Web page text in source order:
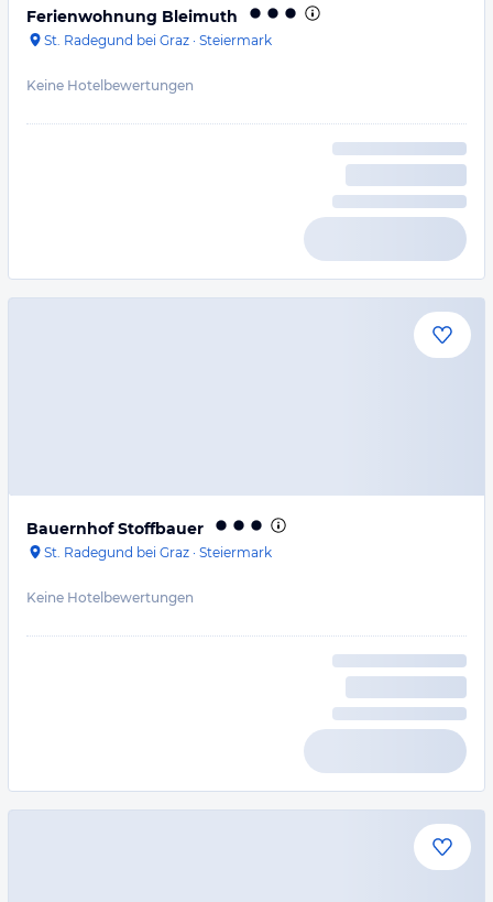
Ferienwohnung Bleimuth
St. Radegund bei Graz · Steiermark
Keine Hotelbewertungen
Bauernhof Stoffbauer
St. Radegund bei Graz · Steiermark
Keine Hotelbewertungen